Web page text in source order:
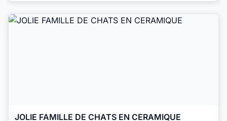
JOLIE FAMILLE DE CHATS EN CERAMIQUE